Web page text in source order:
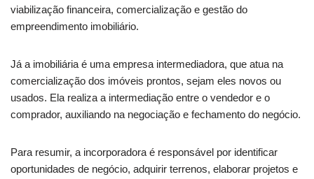
viabilização financeira, comercialização e gestão do
empreendimento imobiliário.
Já a imobiliária é uma empresa intermediadora, que atua na
comercialização dos imóveis prontos, sejam eles novos ou
usados. Ela realiza a intermediação entre o vendedor e o
comprador, auxiliando na negociação e fechamento do negócio.
Para resumir, a incorporadora é responsável por identificar
oportunidades de negócio, adquirir terrenos, elaborar projetos e